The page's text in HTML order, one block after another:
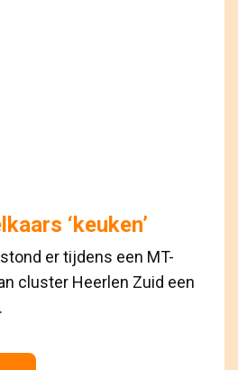
‘keuken’
er tijdens een MT-
cluster Heerlen Zuid een